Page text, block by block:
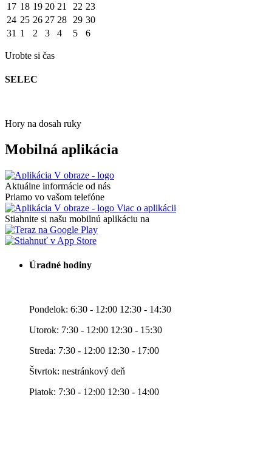
17 18 19 20 21 22 23
24 25 26 27 28 29 30
31 1 2 3 4 5 6
Urobte si čas
SELEC
Hory na dosah ruky
Mobilná aplikácia
Aktuálne informácie od nás
Priamo vo vašom telefóne
Viac o aplikácii
Stiahnite si našu mobilnú aplikáciu na
Úradné hodiny
Pondelok: 6:30 - 12:00 12:30 - 14:30
Utorok: 7:30 - 12:00 12:30 - 15:30
Streda: 7:30 - 12:00 12:30 - 17:00
Štvrtok: nestránkový deň
Piatok: 7:30 - 12:00 12:30 - 14:00